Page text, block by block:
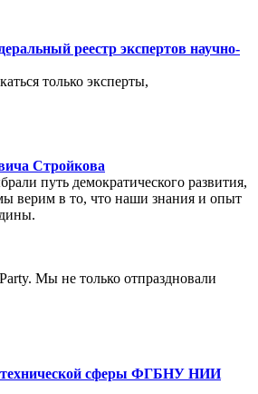
реестр экспертов научно-
только эксперты,
Стройкова
путь демократического развития,
верим в то, что наши знания и опыт
Мы не только отпраздновали
технической сферы ФГБНУ НИИ